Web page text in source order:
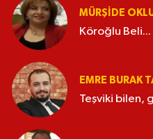
MÜRŞIDE
Köroğlu Beli...
EMRE BURAK
Teşviki bilen,